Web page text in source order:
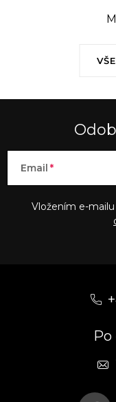
Email
Vložením e-
Po